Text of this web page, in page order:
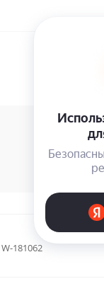
W-181062